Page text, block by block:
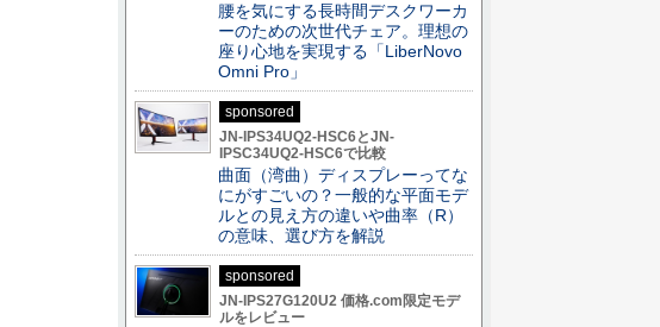
腰を気にする長時間デスクワーカ
ーのための次世代チェア。理想の
座り心地を実現する「LiberNovo
Omni Pro」
sponsored
JN-IPS34UQ2-HSC6とJN-
IPSC34UQ2-HSC6で比較
曲面（湾曲）ディスプレーってな
にがすごいの？一般的な平面モデ
ルとの見え方の違いや曲率（R）
の意味、選び方を解説
sponsored
JN-IPS27G120U2 価格.com限定モデ
ルをレビュー